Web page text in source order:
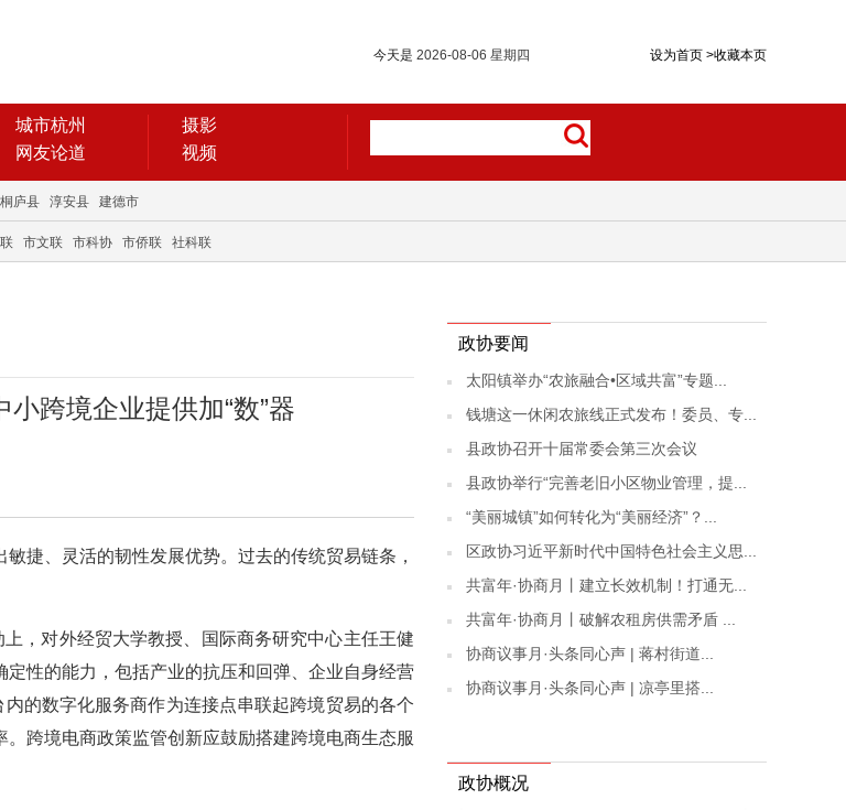
设为首页 >收藏本页
今天是 2026-08-06 星期四
城市杭州
网友论道
摄影
视频
桐庐县 淳安县 建德市
市文联 市科协 市侨联 社科联
跨境企业提供加“数”器
捷、灵活的韧性发展优势。过去的传统贸易链条，
，对外经贸大学教授、国际商务研究中心主任王健
定性的能力，包括产业的抗压和回弹、企业自身经营
的数字化服务商作为连接点串联起跨境贸易的各个
跨境电商政策监管创新应鼓励搭建跨境电商生态服
政协要闻
太阳镇举办“农旅融合•区域共富”专题...
钱塘这一休闲农旅线正式发布！委员、专...
县政协召开十届常委会第三次会议
县政协举行“完善老旧小区物业管理，提...
“美丽城镇”如何转化为“美丽经济”？...
区政协习近平新时代中国特色社会主义思...
共富年·协商月丨建立长效机制！打通无...
共富年·协商月丨破解农租房供需矛盾 ...
协商议事月·头条同心声 | 蒋村街道...
协商议事月·头条同心声 | 凉亭里搭...
政协概况